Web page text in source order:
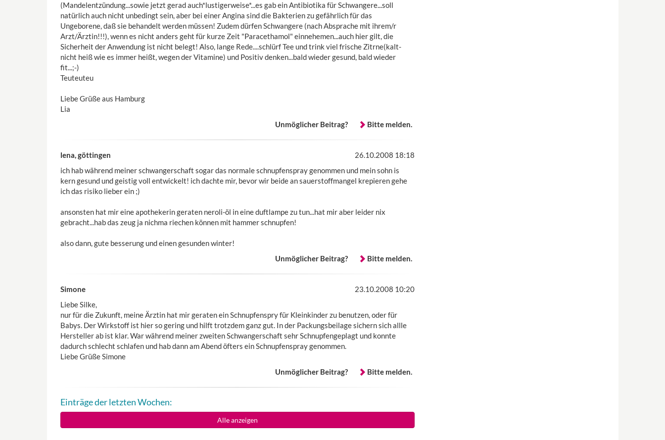
(Mandelentzündung...sowie jetzt gerad auch*lustigerweise*...es gab ein Antibiotika für Schwangere...soll
natürlich auch nicht unbedingt sein, aber bei einer Angina sind die Bakterien zu gefährlich für das
Ungeborene, daß sie behandelt werden müssen! Zudem dürfen Schwangere (nach Absprache mit ihrem/r
Arzt/Ärztin!!!), wenn es nicht anders geht für kurze Zeit "Paracethamol" einnehemen...auch hier gilt, die
Sicherheit der Anwendung ist nicht belegt! Also, lange Rede....schlürf Tee und trink viel frische Zitrne(kalt-
nicht heiß wie es immer heißt, wegen der Vitamine) und Positiv denken...bald wieder gesund, bald wieder
fit...;-)
Teuteuteu
Liebe Grüße aus Hamburg
Lia
Unmöglicher Beitrag?
Bitte melden.
lena, göttingen
26.10.2008 18:18
ich hab während meiner schwangerschaft sogar das normale schnupfenspray genommen und mein sohn is
kern gesund und geistig voll entwickelt! ich dachte mir, bevor wir beide an sauerstoffmangel krepieren gehe
ich das risiko lieber ein ;)
ansonsten hat mir eine apothekerin geraten neroli-öl in eine duftlampe zu tun...hat mir aber leider nix
gebracht...hab das zeug ja nichma riechen können mit hammer schnupfen!
also dann, gute besserung und einen gesunden winter!
Unmöglicher Beitrag?
Bitte melden.
Simone
23.10.2008 10:20
Liebe Silke,
nur für die Zukunft, meine Ärztin hat mir geraten ein Schnupfenspry für Kleinkinder zu benutzen, oder für
Babys. Der Wirkstoff ist hier so gering und hilft trotzdem ganz gut. In der Packungsbeilage sichern sich allle
Hersteller ab ist klar. War während meiner zweiten Schwangerschaft sehr Schnupfengeplagt und konnte
dadurch schlecht schlafen und hab dann am Abend öfters ein Schnupfenspray genommen.
Liebe Grüße Simone
Unmöglicher Beitrag?
Bitte melden.
Einträge der letzten Wochen:
Alle anzeigen